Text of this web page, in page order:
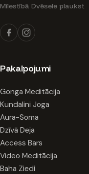
Mīlestībā Dvēsele plaukst
Pakalpojumi
Gonga Meditācija
Kundalini Joga
Aura-Soma
Dzīvā Deja
Access Bars
Video Meditācija
Baha Ziedi